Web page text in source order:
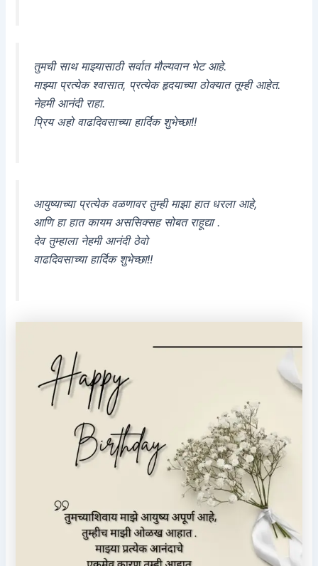
तुमची साथ माझ्यासाठी सर्वात मौल्यवान भेट आहे.
माझ्या प्रत्येक श्वासात, प्रत्येक हृदयाच्या ठोक्यात तूम्ही आहेत.
नेहमी आनंदी राहा.
प्रिय अहो वाढदिवसाच्या हार्दिक शुभेच्छा!!
आयुष्याच्या प्रत्येक वळणावर तुम्ही माझा हात धरला आहे,
आणि हा हात कायम अससिक्सह सोबत राहूद्या .
देव तुम्हाला नेहमी आनंदी ठेवो
वाढदिवसाच्या हार्दिक शुभेच्छा!!